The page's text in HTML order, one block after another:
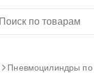
Пневмоцилиндры по